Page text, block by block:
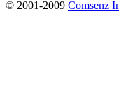
© 2001-2009 Comsenz